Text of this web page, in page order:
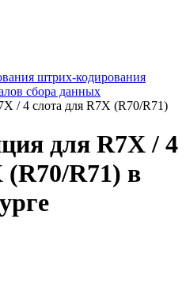
штрих-кодирования
сбора данных
/ 4 слота для R7X (R70/R71)
для R7X / 4
(R70/R71) в